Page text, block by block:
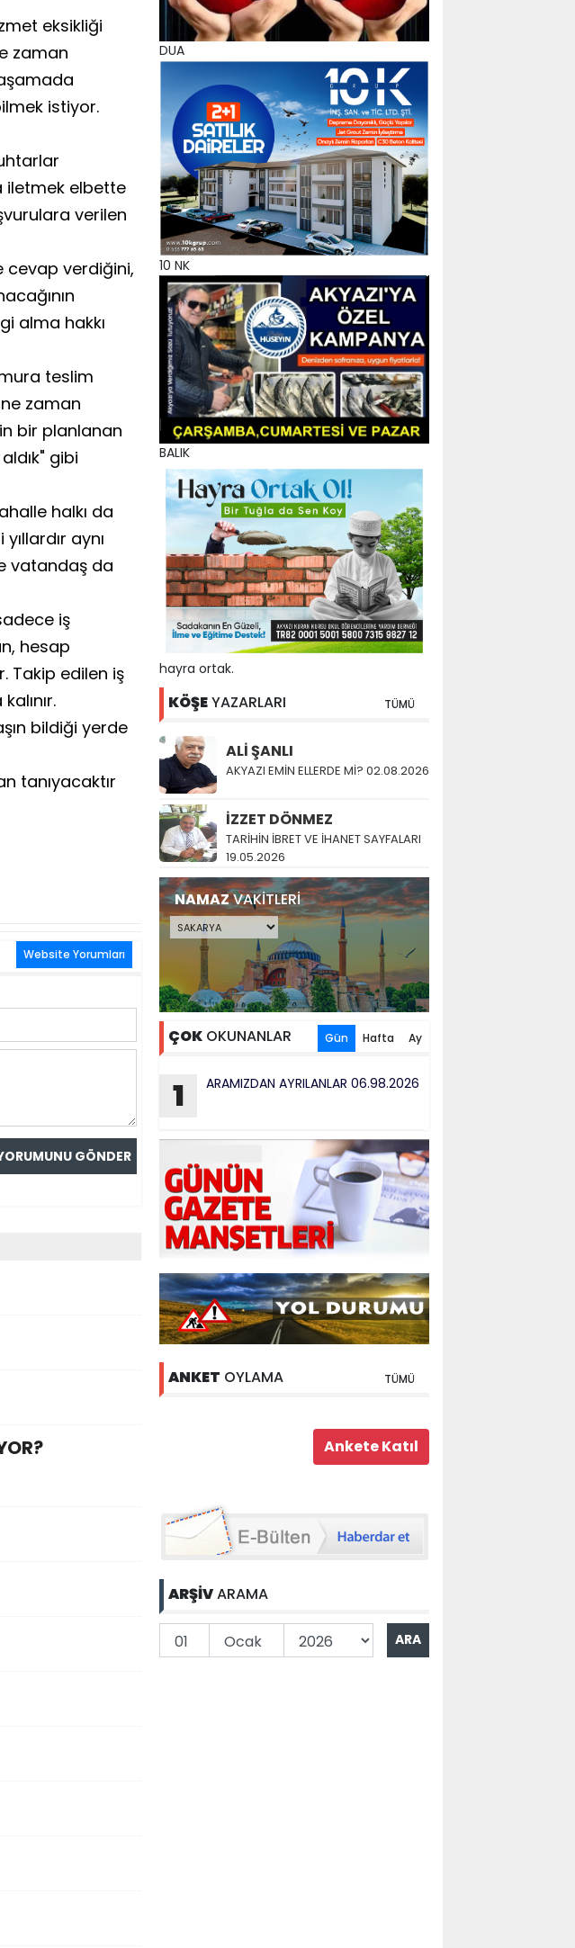
eksikliği
zaman
istiyor.
iletmek elbette
verilen
cevap verdiğini,
alma hakkı
teslim
zaman
bir planlanan
gibi
halkı da
aynı
vatandaş da
iş
hesap
Takip edilen iş
bildiği yerde
tanıyacaktır
Website Yorumları
DUA
10 NK
BALIK
hayra ortak.
KÖŞEYAZARLARI TÜMÜ
ALİ ŞANLI
AKYAZI EMİN ELLERDE Mİ? 02.08.2026
İZZET DÖNMEZ
TARİHİN İBRET VE İHANET SAYFALARI
19.05.2026
NAMAZVAKİTLERİ
ÇOK OKUNANLAR Gün Hafta Ay
1 ARAMIZDAN AYRILANLAR 06.98.2026
ANKET OYLAMA TÜMÜ
ARŞİVARAMA